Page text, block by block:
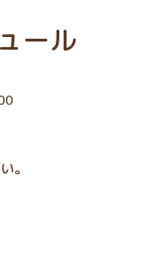
ール
。